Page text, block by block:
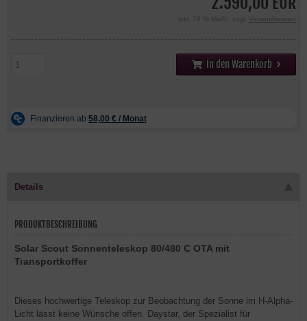
inkl. 19 % MwSt. zzgl. Versandkosten
In den Warenkorb
Details
PRODUKTBESCHREIBUNG
Solar Scout Sonnenteleskop 80/480 C OTA mit
Transportkoffer
Dieses hochwertige Teleskop zur Beobachtung der Sonne im H-Alpha-
Licht lässt keine Wünsche offen. Daystar, der Spezialist für